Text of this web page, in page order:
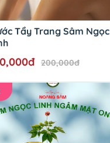
Tẩy Trang Sâm Ngọc
200,000đ